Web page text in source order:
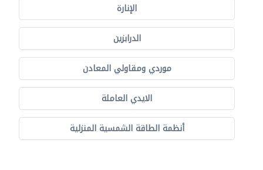
الإنارة
الدرابزين
موردي ومقاولي المعادن
الايدي العاملة
أنظمة الطاقة الشمسية المنزلية